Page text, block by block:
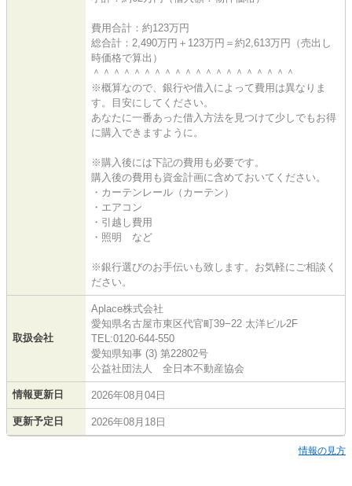
費用合計：約123万円
総合計：2,490万円＋123万円＝約2,613万円（売出し
時価格で算出）
＾＾＾＾＾＾＾＾＾＾＾＾＾＾＾＾＾＾＾＾
※概算なので、銀行や借入によって費用は異なりま
す。目安にしてください。
あなたに一番あった借入方法を見つけて少しでもお得
に購入できますように。
※購入後には下記の費用も必要です。
購入後の費用も資金計画に含めておいてください。
・カーテンレール（カーテン）
・エアコン
・引越し費用
・照明 など
※銀行選びのお手伝いも致します。お気軽にご相談く
ださい。
取扱会社
Aplace株式会社
愛知県名古屋市東区代官町39−22 太洋ビル2F
TEL:0120-644-550
愛知県知事 (3) 第22802号
公益社団法人 全日本不動産協会
情報更新日 2026年08月04日
更新予定日 2026年08月18日
情報の見方